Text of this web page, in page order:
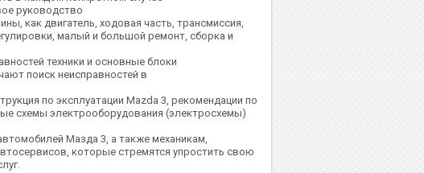
руководство
как двигатель, ходовая часть, трансмиссия,
малый и большой ремонт, сборка и
техники и основные блоки
поиск неисправностей в
по эксплуатации Mazda 3, рекомендации по
схемы электрооборудования (электросхемы)
Мазда 3, а также механикам,
которые стремятся упростить свою